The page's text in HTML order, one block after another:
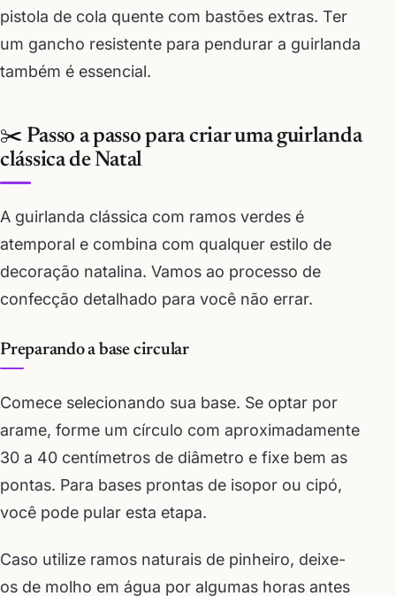
pistola de cola quente com bastões extras. Ter
um gancho resistente para pendurar a guirlanda
também é essencial.
✂️ Passo a passo para criar uma guirlanda
clássica de Natal
A guirlanda clássica com ramos verdes é
atemporal e combina com qualquer estilo de
decoração natalina. Vamos ao processo de
confecção detalhado para você não errar.
Preparando a base circular
Comece selecionando sua base. Se optar por
arame, forme um círculo com aproximadamente
30 a 40 centímetros de diâmetro e fixe bem as
pontas. Para bases prontas de isopor ou cipó,
você pode pular esta etapa.
Caso utilize ramos naturais de pinheiro, deixe-
os de molho em água por algumas horas antes